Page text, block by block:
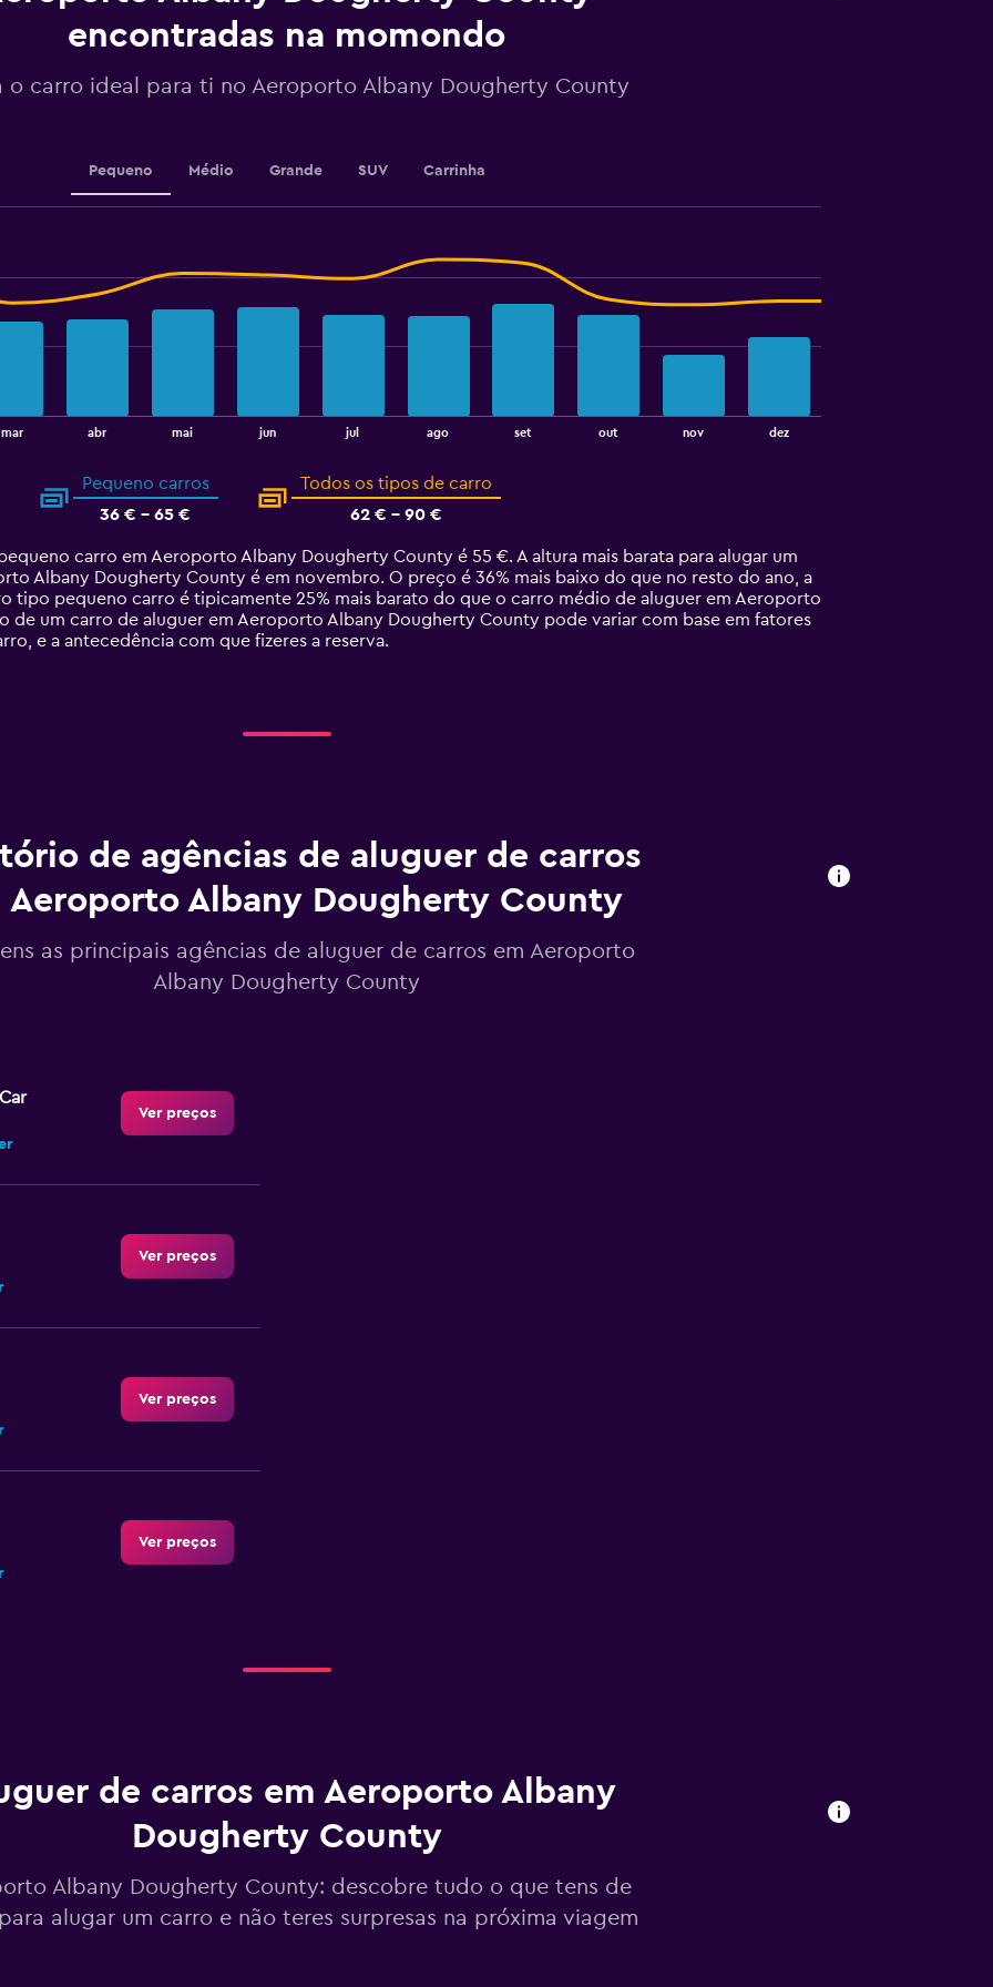
axis
values.
encontradas na momondo
o carro ideal para ti no Aeroporto Albany Dougherty County
Pequeno Médio Grande SUV Carrinha
mar abr mai jun jul ago set out nov dez
Pequeno carros
36 € - 65 €
Todos os tipos de carro
62 € - 90 €
carro em Aeroporto Albany Dougherty County é 55 €. A altura mais barata para alugar um
Albany Dougherty County é em novembro. O preço é 36% mais baixo do que no resto do ano, a
tipo pequeno carro é tipicamente 25% mais barato do que o carro médio de aluguer em Aeroporto
de um carro de aluguer em Aeroporto Albany Dougherty County pode variar com base em fatores
e a antecedência com que fizeres a reserva.
de agências de aluguer de carros
Aeroporto Albany Dougherty County
as principais agências de aluguer de carros em Aeroporto
Albany Dougherty County
Ver preços
Ver preços
Ver preços
Ver preços
Ver preços
de carros em Aeroporto Albany
Dougherty County
Albany Dougherty County: descobre tudo o que tens de
alugar um carro e não teres surpresas na próxima viagem